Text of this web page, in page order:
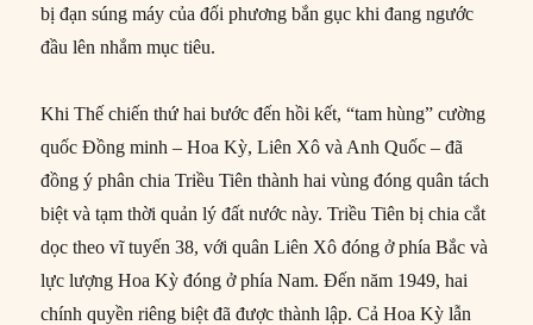
bị đạn súng máy của đối phương bắn gục khi đang ngước
đầu lên nhắm mục tiêu.
Khi Thế chiến thứ hai bước đến hồi kết, “tam hùng” cường
quốc Đồng minh – Hoa Kỳ, Liên Xô và Anh Quốc – đã
đồng ý phân chia Triều Tiên thành hai vùng đóng quân tách
biệt và tạm thời quản lý đất nước này. Triều Tiên bị chia cắt
dọc theo vĩ tuyến 38, với quân Liên Xô đóng ở phía Bắc và
lực lượng Hoa Kỳ đóng ở phía Nam. Đến năm 1949, hai
chính quyền riêng biệt đã được thành lập. Cả Hoa Kỳ lẫn